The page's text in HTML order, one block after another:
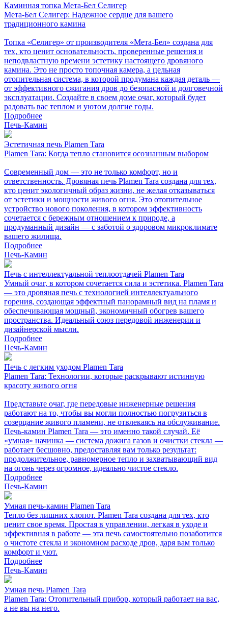
Каминная топка Мета-Бел Селигер
Мета-Бел Селигер: Надежное сердце для вашего
традиционного камина
Топка «Селигер» от производителя «Мета-Бел» создана для
тех, кто ценит основательность, проверенные решения и
неподвластную времени эстетику настоящего дровяного
камина. Это не просто топочная камера, а цельная
отопительная система, в которой продумана каждая деталь —
от эффективного сжигания дров до безопасной и долговечной
эксплуатации. Создайте в своем доме очаг, который будет
радовать вас теплом и уютом долгие годы.
Подробнее
Печь-Камин
Эстетичная печь Plamen Tara
Plamen Tara: Когда тепло становится осознанным выбором
Современный дом — это не только комфорт, но и
ответственность. Дровяная печь Plamen Tara создана для тех,
кто ценит экологичный образ жизни, не желая отказываться
от эстетики и мощности живого огня. Это отопительное
устройство нового поколения, в котором эффективность
сочетается с бережным отношением к природе, а
продуманный дизайн — с заботой о здоровом микроклимате
вашего жилища.
Подробнее
Печь-Камин
Печь с интеллектуальной теплоотдачей Plamen Tara
Умный очаг, в котором сочетается сила и эстетика. Plamen Tara
— это дровяная печь с технологией интеллектуального
горения, создающая эффектный панорамный вид на пламя и
обеспечивающая мощный, экономичный обогрев вашего
пространства. Идеальный союз передовой инженерии и
дизайнерской мысли.
Подробнее
Печь-Камин
Печь с легким уходом Plamen Tara
Plamen Tara: Технологии, которые раскрывают истинную
красоту живого огня
Представьте очаг, где передовые инженерные решения
работают на то, чтобы вы могли полностью погрузиться в
созерцание живого пламени, не отвлекаясь на обслуживание.
Печь-камин Plamen Tara — это именно такой случай. Её
«умная» начинка — система дожига газов и очистки стекла —
работает бесшовно, предоставляя вам только результат:
продолжительное, равномерное тепло и захватывающий вид
на огонь через огромное, идеально чистое стекло.
Подробнее
Печь-Камин
Умная печь-камин Plamen Tara
Тепло без лишних хлопот. Plamen Tara создана для тех, кто
ценит свое время. Простая в управлении, легкая в уходе и
эффективная в работе — эта печь самостоятельно позаботится
о чистоте стекла и экономном расходе дров, даря вам только
комфорт и уют.
Подробнее
Печь-Камин
Умная печь Plamen Tara
Plamen Tara: Отопительный прибор, который работает на вас,
а не вы на него.